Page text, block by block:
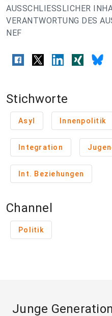
AUSSCHLIESSLICHER
VERANTWORTUNG DES
NEF
Stichworte
Asyl Innenpolitik
Integration
Int. Beziehungen
Channel
Politik
Junge Generation